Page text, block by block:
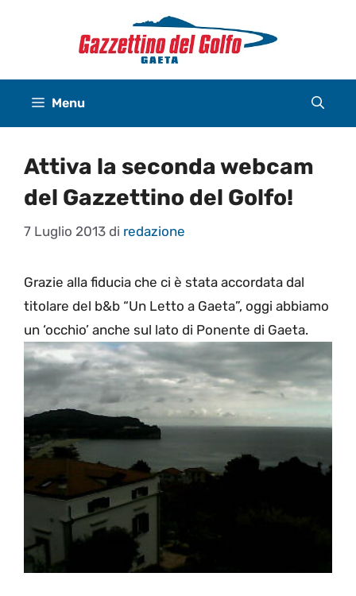
Menu
Attiva la seconda webcam
del Gazzettino del Golfo!
7 Luglio 2013 di redazione
Grazie alla fiducia che ci è stata accordata dal
titolare del b&b “Un Letto a Gaeta”, oggi abbiamo
un ‘occhio’ anche sul lato di Ponente di Gaeta.